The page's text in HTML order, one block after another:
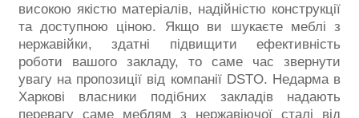
високою якістю матеріалів, надійністю конструкції
та доступною ціною. Якщо ви шукаєте меблі з
нержавійки, здатні підвищити ефективність
роботи вашого закладу, то саме час звернути
увагу на пропозиції від компанії DSTO. Недарма в
Харкові власники подібних закладів надають
перевагу саме меблям з нержавіючої сталі від